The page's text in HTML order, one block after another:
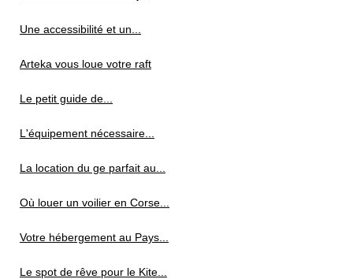
Une accessibilité et un...
Arteka vous loue votre raft
Le petit guide de...
L'équipement nécessaire...
La location du ge parfait au...
Où louer un voilier en Corse...
Votre hébergement au Pays...
Le spot de rêve pour le Kite...